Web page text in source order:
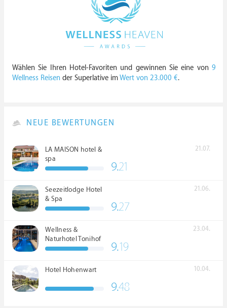
Wählen Sie Ihren Hotel-Favoriten und gewinnen Sie eine von 9
Wellness Reisen der Superlative imWert von 23.000 €.
NEUE BEWERTUNGEN
LA MAISON hotel &
spa
21.07.
9.21
Seezeitlodge Hotel
& Spa
21.06.
9.27
Wellness &
Naturhotel Tonihof
****S
23.04.
9.19
Hotel Hohenwart 10.04.
9.48